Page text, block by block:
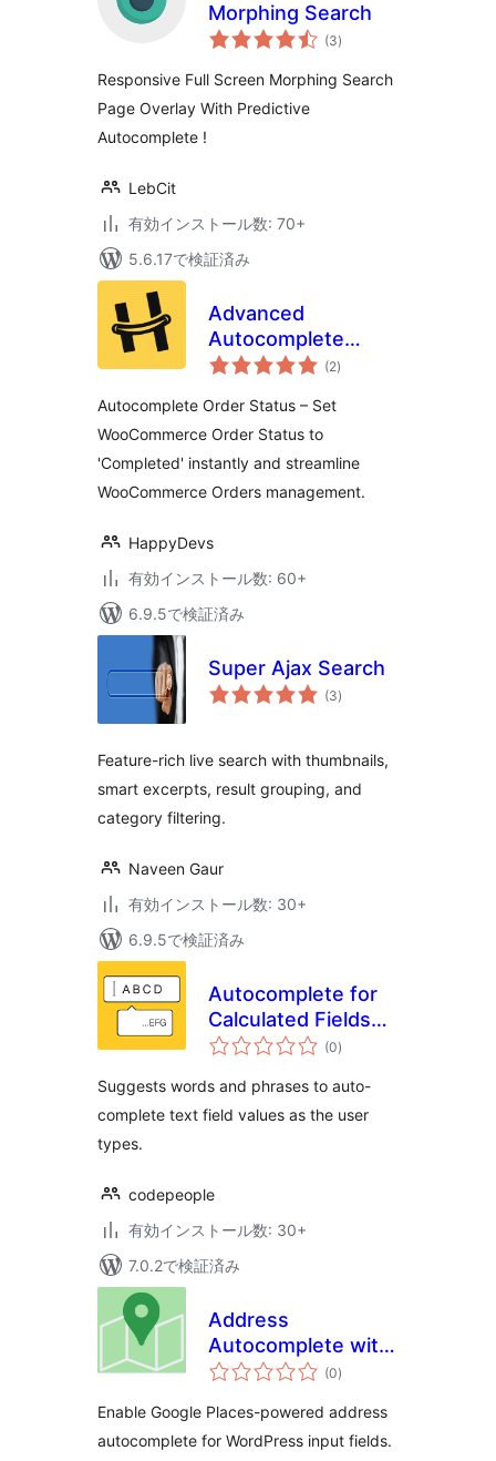
Morphing Search
(3個
の
価
)
Responsive Full Screen Morphing Search
Page Overlay With Predictive
Autocomplete !
LebCit
有効インストール数: 70+
5.6.17で検証済み
Advanced
Autocomplete
Orders for
By HappyDevs
(2個
の
価
)
Autocomplete Order Status – Set
WooCommerce Order Status to
'Completed' instantly and streamline
WooCommerce Orders management.
HappyDevs
有効インストール数: 60+
6.9.5で検証済み
Super Ajax Search
(3個
の)
Feature-rich live search with thumbnails,
smart excerpts, result grouping, and
category filtering.
Naveen Gaur
有効インストール数: 30+
6.9.5で検証済み
Autocomplete for
Calculated Fields
Form
(0個
の
価
)
Suggests words and phrases to auto-
complete text field values as the user
types.
codepeople
有効インストール数: 30+
7.0.2で検証済み
Address
Autocomplete with
Google
(0個
の
価
)
Enable Google Places-powered address
autocomplete for WordPress input fields.